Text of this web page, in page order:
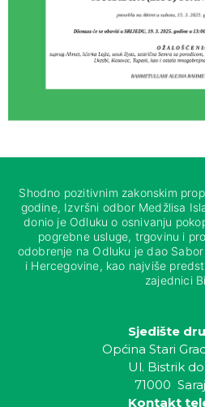
Shodno pozitivnim zakonskim
godine, Izvršni odbor Medžlisa
donio je Odluku o osnivanju
pogrebne usluge, trgovinu i
odobrenje na Odluku je dao
i Hercegovine, kao najviše
zajednici
Sjedište
Općina Stari
Ul. Bistrik
71000
Kontakt